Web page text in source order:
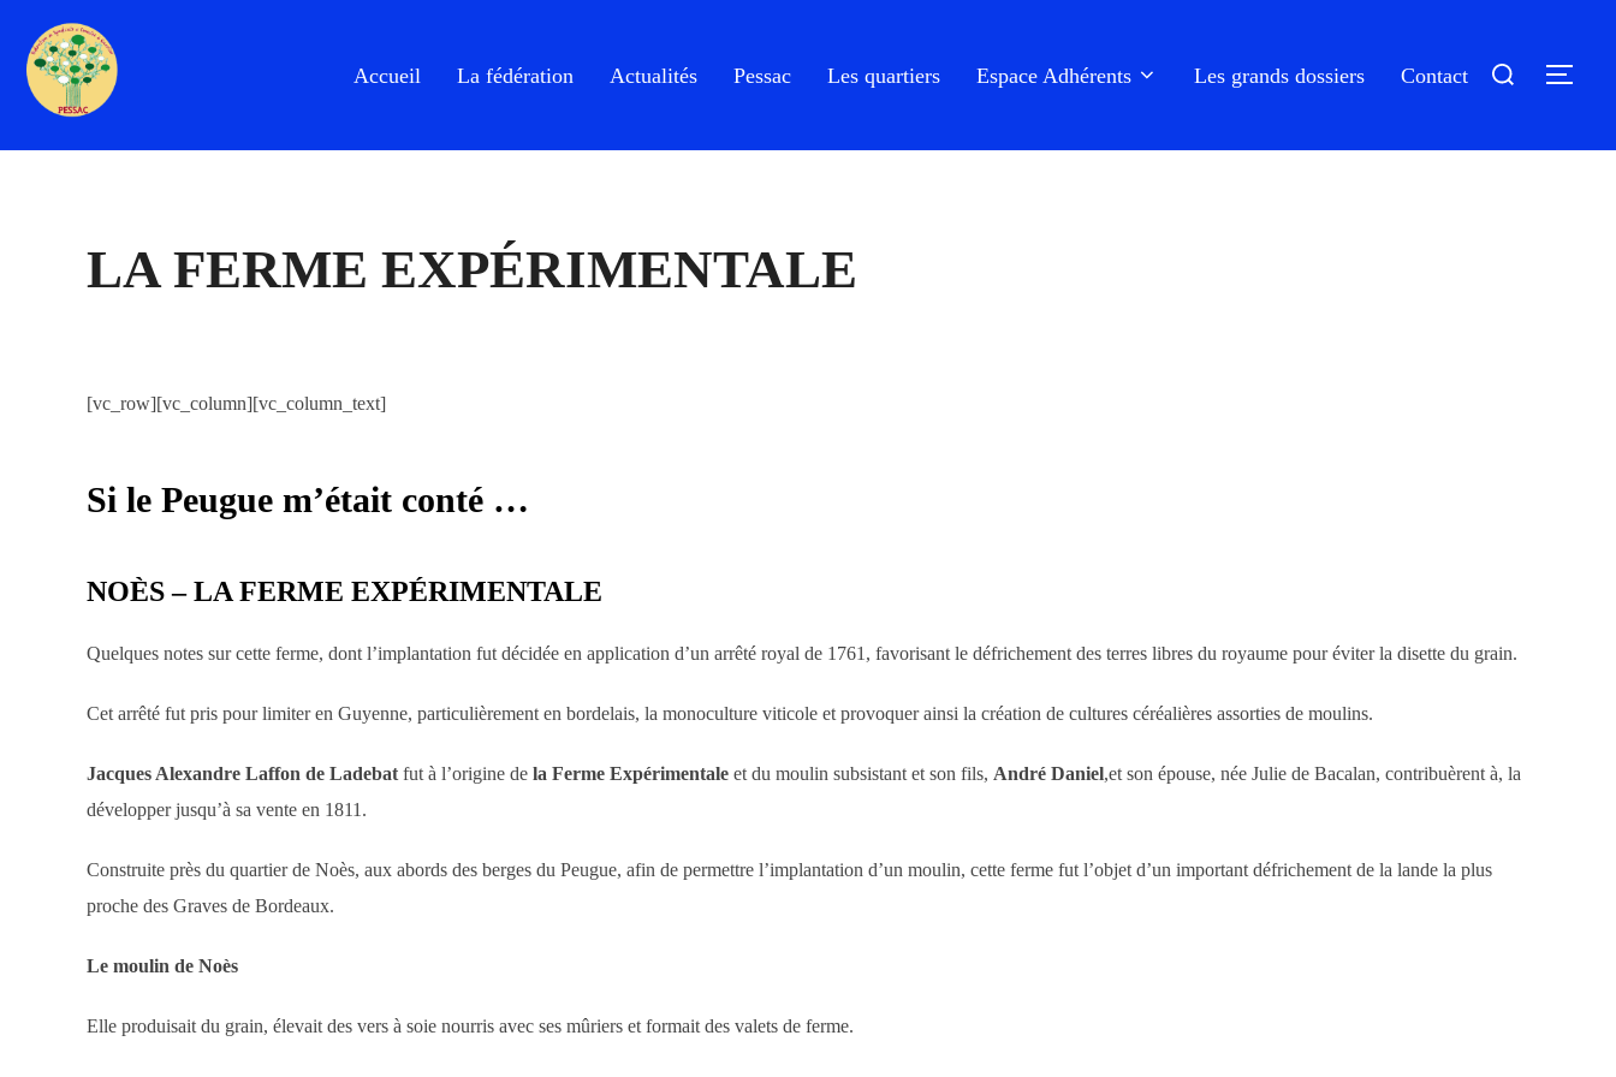
contenu
Accueil La fédération Actualités Pessac Les quartiers Espace Adhérents Les grands dossiers Contact
Rechercher :
LA FERME EXPÉRIMENTALE
[vc_row][vc_column][vc_column_text]
Si le Peugue m’était conté …
NOÈS – LA FERME EXPÉRIMENTALE
Quelques notes sur cette ferme, dont l’implantation fut décidée en application d’un arrêté royal de 1761, favorisant le défrichement des terres libres du royaume pour éviter la disette du grain.
Cet arrêté fut pris pour limiter en Guyenne, particulièrement en bordelais, la monoculture viticole et provoquer ainsi la création de cultures céréalières assorties de moulins.
Jacques Alexandre Laffon de Ladebat fut à l’origine de la Ferme Expérimentale et du moulin subsistant et son fils, André Daniel,et son épouse, née Julie de Bacalan, contribuèrent à, la
développer jusqu’à sa vente en 1811.
Construite près du quartier de Noès, aux abords des berges du Peugue, afin de permettre l’implantation d’un moulin, cette ferme fut l’objet d’un important défrichement de la lande la plus
proche des Graves de Bordeaux.
Le moulin de Noès
Elle produisait du grain, élevait des vers à soie nourris avec ses mûriers et formait des valets de ferme.